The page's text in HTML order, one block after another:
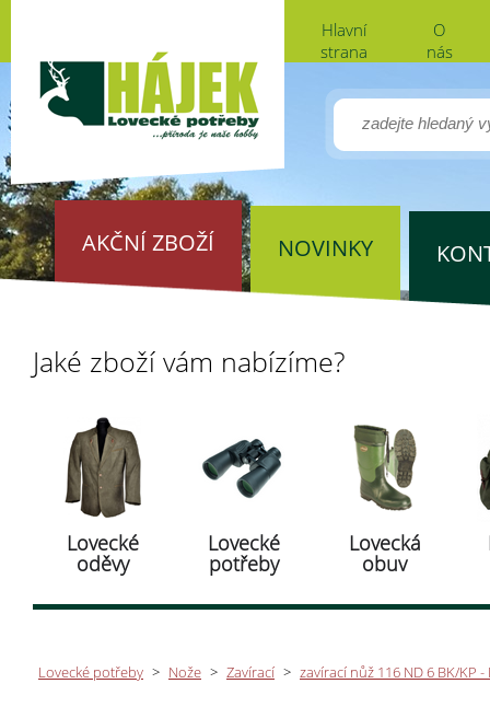
Hlavní
strana
O
nás
AKČNÍ ZBOŽÍ NOVINKY
Jaké zboží vám nabízíme?
Lovecké
oděvy
Lovecké
potřeby
Lovecká
obuv
Lovecké potřeby > Nože > Zavírací > zavírací nůž 116 ND 6 BK/KP -